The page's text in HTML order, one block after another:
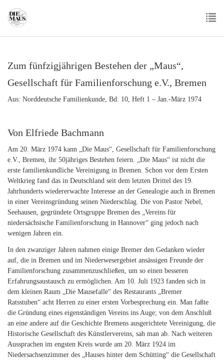
main
Zum fünfzigjährigen Bestehen der „Maus“,
Gesellschaft für Familienforschung e.V., Bremen
Aus: Norddeutsche Familienkunde, Bd. 10, Heft 1 – Jan.-März 1974
Von Elfriede Bachmann
Am 20. März 1974 kann „Die Maus“, Gesellschaft für Familienforschung
e.V., Bremen, ihr 50jähriges Bestehen feiern. „Die Maus“ ist nicht die
erste familienkundliche Vereinigung in Bremen. Schon vor dem Ersten
Weltkrieg fand das in Deutschland seit dem letzten Drittel des 19.
Jahrhunderts wiedererwachte Interesse an der Genealogie auch in Bremen
in einer Vereinsgründung seinen Niederschlag. Die von Pastor Nebel,
Seehausen, gegründete Ortsgruppe Bremen des „Vereins für
niedersächsische Familienforschung in Hannover“ ging jedoch nach
wenigen Jahren ein.
In den zwanziger Jahren nahmen einige Bremer den Gedanken wieder
auf, die in Bremen und im Niederwesergebiet ansässigen Freunde der
Familienforschung zusammenzuschließen, um so einen besseren
Erfahrungsaustausch zu ermöglichen. Am 10. Juli 1923 fanden sich in
dem kleinen Raum „Die Mausefalle“ des Restaurants „Bremer
Ratsstuben“ acht Herren zu einer ersten Vorbesprechung ein. Man faßte
die Gründung eines eigenständigen Vereins ins Auge; von dem Anschluß
an eine andere auf die Geschichte Bremens ausgerichtete Vereinigung, die
Historische Gesellschaft des Künstlervereins, sah man ab. Nach weiteren
Aussprachen im engsten Kreis wurde am 20. März 1924 im
Niedersachsenzimmer des „Hauses hinter dem Schütting“ die Gesellschaft